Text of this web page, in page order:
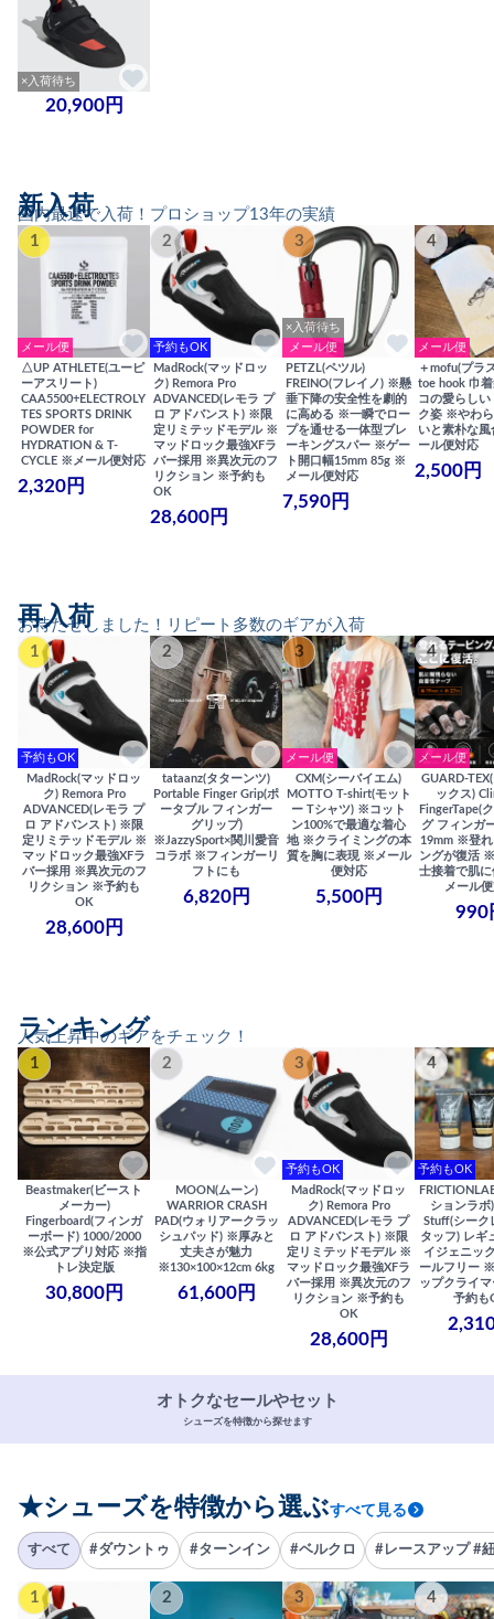
×入荷待ち
20,900円
国内最速で入荷！プロショップ13年の実績
新入荷
1
メール便
△UP ATHLETE(ユーピ
ーアスリート)
CAA5500+ELECTROLY
TES SPORTS DRINK
POWDER for
HYDRATION & T-
CYCLE ※メール便対応
2,320円
2
予約もOK
MadRock(マッドロッ
ク) Remora Pro
ADVANCED(レモラ プ
ロ アドバンスト) ※限
定リミテッドモデル ※
マッドロック最強XFラ
バー採用 ※異次元のフ
リクション ※予約も
OK
28,600円
3
×入荷待ち
メール便
PETZL(ペツル)
FREINO(フレイノ) ※懸
垂下降の安全性を劇的
に高める ※一瞬でロー
プを通せる一体型ブレ
ーキングスパー ※ゲー
ト開口幅15mm 85g ※
メール便対応
7,590円
4
メール便
＋mofu(プラ
toe hook 巾
コの愛らしい
ク姿 ※やわ
いと素朴な
ール便対応
2,500円
お待たせしました！リピート多数のギアが入荷
再入荷
1
予約もOK
MadRock(マッドロッ
ク) Remora Pro
ADVANCED(レモラ プ
ロ アドバンスト) ※限
定リミテッドモデル ※
マッドロック最強XFラ
バー採用 ※異次元のフ
リクション ※予約も
OK
28,600円
2
tataanz(タターンツ)
Portable Finger Grip(ポ
ータブル フィンガー
グリップ)
※JazzySport×関川愛音
コラボ ※フィンガーリ
フトにも
6,820円
3
メール便
CXM(シーバイエム)
MOTTO T-shirt(モット
ー Tシャツ) ※コット
ン100%で最適な着心
地 ※クライミングの本
質を胸に表現 ※メール
便対応
5,500円
4
メール便
GUARD-
ックス)
FingerTape(
グ フィンガ
19mm ※登れ
ングが復活
士接着で肌
メール
990
人気上昇中のギアをチェック！
ランキング
1
Beastmaker(ビースト
メーカー)
Fingerboard(フィンガ
ーボード) 1000/2000
※公式アプリ対応 ※指
トレ決定版
30,800円
2
MOON(ムーン)
WARRIOR CRASH
PAD(ウォリアークラッ
シュパッド) ※厚みと
丈夫さが魅力
※130×100×12cm 6kg
61,600円
3
予約もOK
MadRock(マッドロッ
ク) Remora Pro
ADVANCED(レモラ プ
ロ アドバンスト) ※限
定リミテッドモデル ※
マッドロック最強XFラ
バー採用 ※異次元のフ
リクション ※予約も
OK
28,600円
4
予約もOK
ションラボ
Stuff(シーク
タッフ) レギ
イジェニッ
ールフリー
ップクライ
予約も
オトクなセールやセット
シューズを特徴から探せます
★シューズを特徴から選ぶすべて見る
すべて #ダウントゥ #ターンイン #ベルクロ #レースアップ #
1 2 3 4